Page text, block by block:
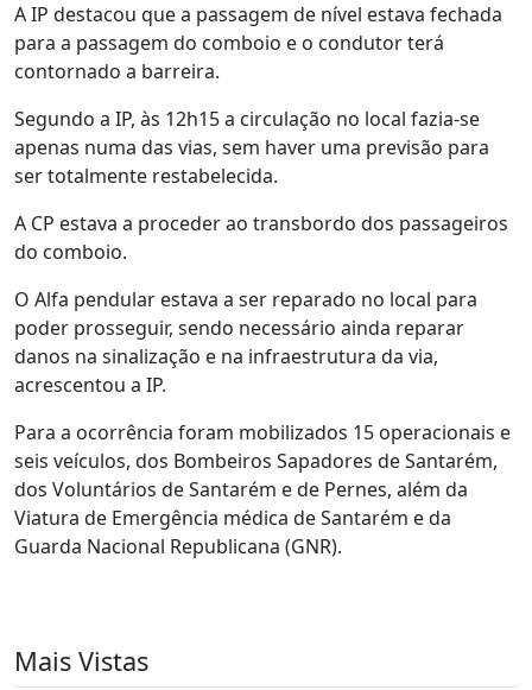
A IP destacou que a passagem de nível estava fechada
para a passagem do comboio e o condutor terá
contornado a barreira.
Segundo a IP, às 12h15 a circulação no local fazia-se
apenas numa das vias, sem haver uma previsão para
ser totalmente restabelecida.
A CP estava a proceder ao transbordo dos passageiros
do comboio.
O Alfa pendular estava a ser reparado no local para
poder prosseguir, sendo necessário ainda reparar
danos na sinalização e na infraestrutura da via,
acrescentou a IP.
Para a ocorrência foram mobilizados 15 operacionais e
seis veículos, dos Bombeiros Sapadores de Santarém,
dos Voluntários de Santarém e de Pernes, além da
Viatura de Emergência médica de Santarém e da
Guarda Nacional Republicana (GNR).
Mais Vistas